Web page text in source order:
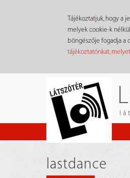
Tájékoztatjuk, hogy a
melyek cookie-k
böngészője fogadja a
tájékoztatónkat,
lastdance